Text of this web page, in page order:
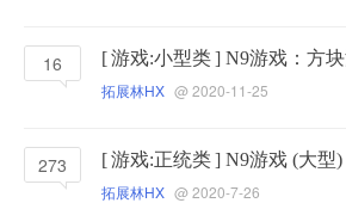
16 [游戏:小型类] N9游戏：方
拓展林HX @ 2020-11-25
273 [游戏:正统类] N9游戏 (大型)
拓展林HX @ 2020-7-26